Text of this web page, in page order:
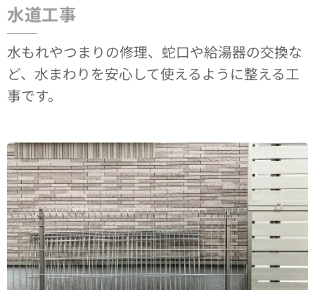
水道工事
水もれやつまりの修理、蛇口や給湯器の交換な
ど、水まわりを安心して使えるように整える工
事です。